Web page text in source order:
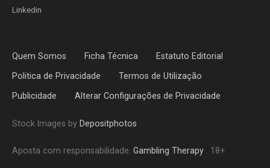
Linkedin
Quem Somos Ficha Técnica Estatuto Editorial
Politica de Privacidade Termos de Utilização
Publicidade Alterar Configurações de Privacidade
Stock Images by Depositphotos
Aposta com responsabilidade. Gambling Therapy. 18+